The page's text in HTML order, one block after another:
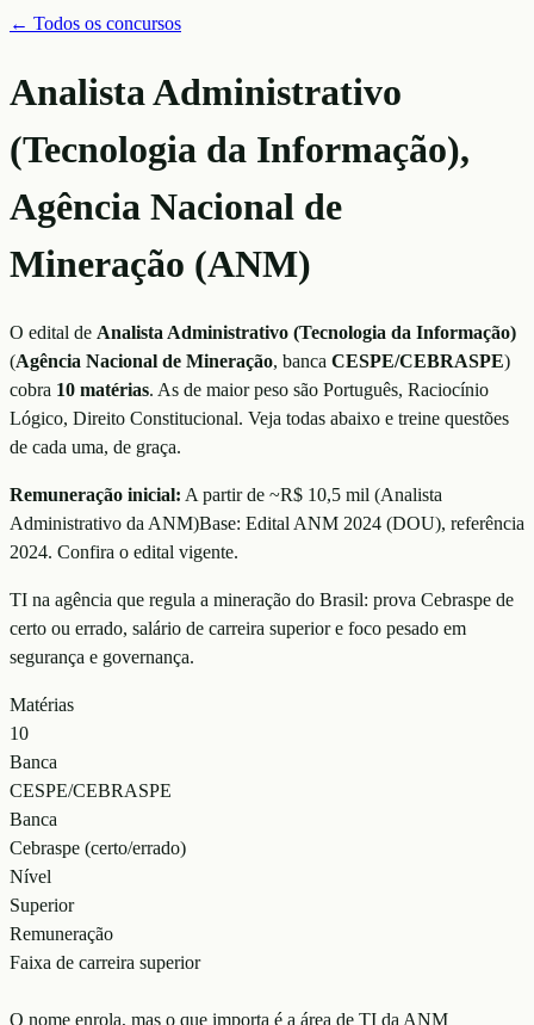
← Todos os concursos
Analista Administrativo
(Tecnologia da Informação),
Agência Nacional de
Mineração (ANM)
O edital de Analista Administrativo (Tecnologia da Informação)
(Agência Nacional de Mineração, banca CESPE/CEBRASPE)
cobra 10 matérias. As de maior peso são Português, Raciocínio
Lógico, Direito Constitucional. Veja todas abaixo e treine questões
de cada uma, de graça.
Remuneração inicial: A partir de ~R$ 10,5 mil (Analista
Administrativo da ANM)Base: Edital ANM 2024 (DOU), referência
2024. Confira o edital vigente.
TI na agência que regula a mineração do Brasil: prova Cebraspe de
certo ou errado, salário de carreira superior e foco pesado em
segurança e governança.
Matérias
10
Banca
CESPE/CEBRASPE
Banca
Cebraspe (certo/errado)
Nível
Superior
Remuneração
Faixa de carreira superior
O nome enrola, mas o que importa é a área de TI da ANM